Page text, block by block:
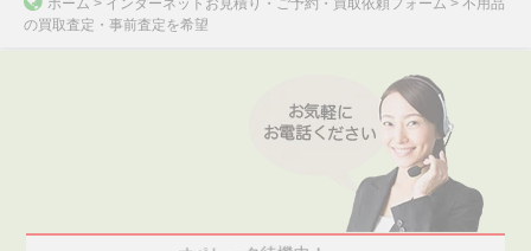
ホーム > インターネットお見積り・ご予約・買取依頼フォーム > 不用品
の買取査定・事前査定を希望